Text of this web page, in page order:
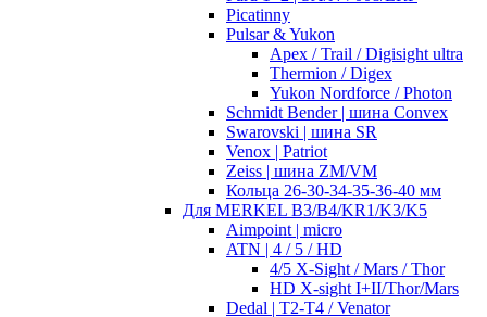
Picatinny
Pulsar & Yukon
Apex / Trail / Digisight ultra
Thermion / Digex
Yukon Nordforce / Photon
Schmidt Bender | шина Convex
Swarovski | шина SR
Venox | Patriot
Zeiss | шина ZM/VM
Кольца 26-30-34-35-36-40 мм
Для MERKEL B3/B4/KR1/K3/K5
Aimpoint | micro
ATN | 4 / 5 / HD
4/5 X-Sight / Mars / Thor
HD X-sight I+II/Thor/Mars
Dedal | T2-T4 / Venator